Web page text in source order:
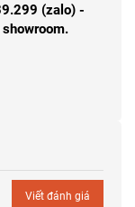
(zalo) -
Viết đánh giá